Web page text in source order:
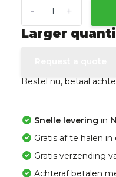
+
-
Larger
Bestel nu, betaal
Snelle levering in
Gratis af te halen
Gratis verzending
Achteraf betalen